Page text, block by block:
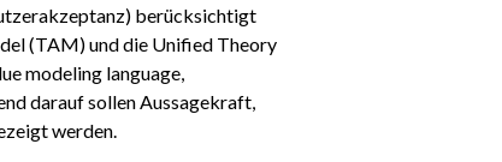
berücksichtigt
(TAM) und die Unified Theory
modeling language,
darauf sollen Aussagekraft,
werden.